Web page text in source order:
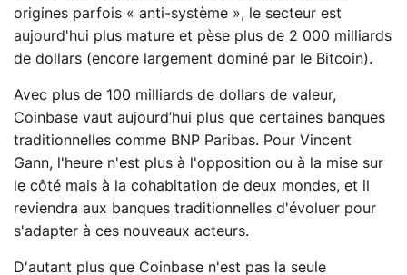
origines parfois « anti-système », le secteur est
aujourd'hui plus mature et pèse plus de 2 000 milliards
de dollars (encore largement dominé par le Bitcoin).
Avec plus de 100 milliards de dollars de valeur,
Coinbase vaut aujourd’hui plus que certaines banques
traditionnelles comme BNP Paribas. Pour Vincent
Gann, l'heure n'est plus à l'opposition ou à la mise sur
le côté mais à la cohabitation de deux mondes, et il
reviendra aux banques traditionnelles d'évoluer pour
s'adapter à ces nouveaux acteurs.
D'autant plus que Coinbase n'est pas la seule